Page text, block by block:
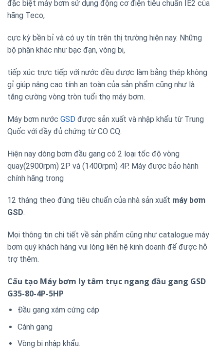
đặc biệt máy bơm sử dụng động cơ điện tiêu chuẩn IE2 của
hãng Teco,
cực kỳ bền bỉ và có uy tín trên thị trường hiện nay. Những
bộ phận khác như bạc đạn, vòng bi,
tiếp xúc trực tiếp với nước đều được làm bằng thép không
gỉ giúp nâng cao tính an toàn của sản phẩm cũng như là
tăng cường vòng tròn tuổi thọ máy bơm.
Máy bơm nước GSD được sản xuất và nhập khẩu từ Trung
Quốc với đầy đủ chứng từ CO CQ.
Hiện nay dòng bơm đầu gang có 2 loại tốc độ vòng
quay(2900rpm) 2P và (1400rpm) 4P. Máy được bảo hành
chính hãng trong
12 tháng theo đúng tiêu chuẩn của nhà sản xuất máy bơm
GSD.
Mọi thông tin chi tiết về sản phẩm cũng như catalogue máy
bơm quý khách hàng vui lòng liên hệ kinh doanh để được hỗ
trợ thêm.
Cấu tạo Máy bơm ly tâm trục ngang đầu gang GSD
G35-80-4P-5HP
Đầu gang xám cứng cáp
Cánh gang
Vòng bi nhập khẩu.